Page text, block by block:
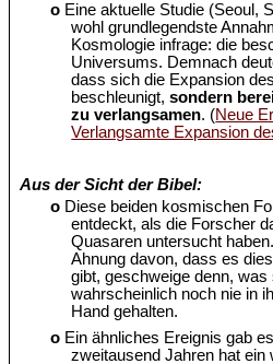
o Eine aktuelle Studie (Seoul,
wohl grundlegendste
Kosmologie infrage: die
Universums. Demnach
dass sich die Expansion
beschleunigt,sondern
zu verlangsamen. (Neue
Verlangsamte Expansion
Aus der Sicht der Bibel:
o Diese beiden kosmischen
entdeckt, als die Forscher
Quasaren untersucht
Ahnung davon, dass es
gibt, geschweige denn,
wahrscheinlich noch nie in
Hand gehalten.
o Ein ähnliches Ereignis gab es
zweitausend Jahren hat ein